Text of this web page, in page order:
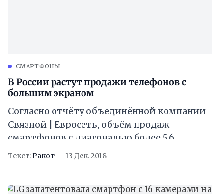
CМАРТФОНЫ
В России растут продажи телефонов с
большим экраном
Согласно отчёту объединённой компании
Связной | Евросеть, объём продаж
смартфонов с диагональю более 5,6
дюймов в России уверенно растёт.
Текст:Ракот 13 Дек. 2018